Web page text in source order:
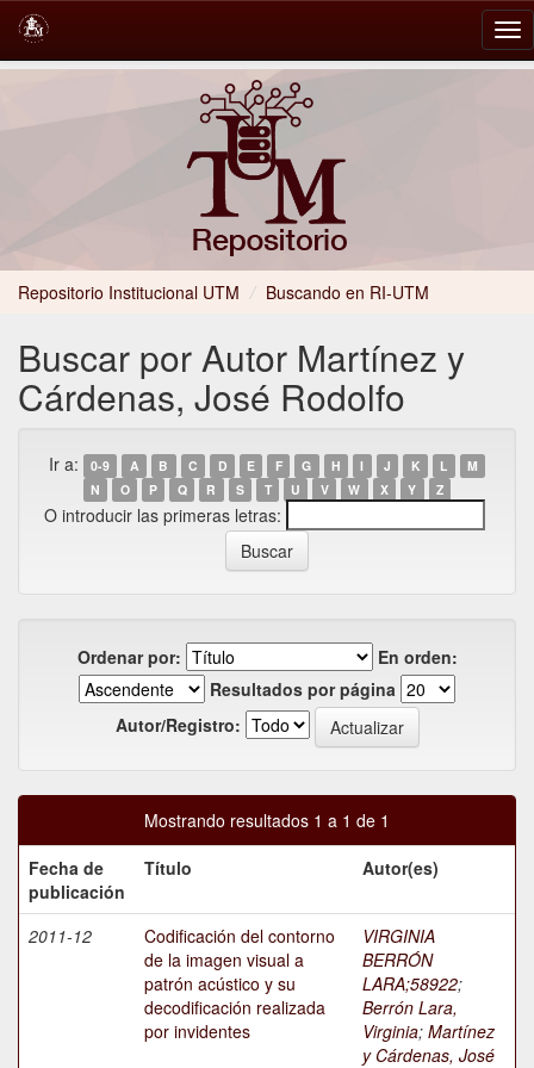
Repositorio Institucional UTM / Buscando en RI-UTM
Buscar por Autor Martínez y
Cárdenas, José Rodolfo
Ir a: 0-9 A B C D E F G H I J K L
M
N
O P Q R S T U V W X Y Z
O introducir las primeras letras:
Ordenar por:
En orden:
Resultados por página
Autor/Registro:
Mostrando resultados 1 a 1 de 1
Fecha de
publicación
Título Autor(es)
2011-12
Codificación del contorno
de la imagen visual a
patrón acústico y su
decodificación realizada
por invidentes
VIRGINIA
BERRÓN
LARA;58922;
Berrón Lara,
Virginia; Martínez
y Cárdenas, José